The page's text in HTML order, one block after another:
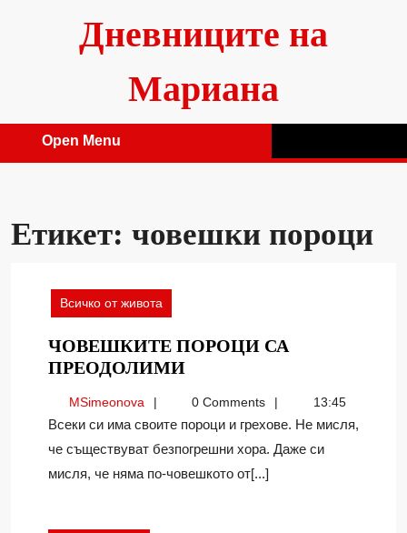
Дневниците на
Мариана
Open Menu
Етикет: човешки пороци
Всичко от живота
ЧОВЕШКИТЕ ПОРОЦИ СА
ПРЕОДОЛИМИЧОВЕШКИТЕ
СА
ПРЕОДОЛИМИ
MSimeonovaMSimeonova0 Comments 13:45
Всеки си има своите пороци и грехове. Не мисля,
че съществуват безпогрешни хора. Даже си
мисля, че няма по-човешкото от[...]